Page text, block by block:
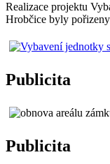
Realizace projektu
Hrobčice byly
Publicita
Publicita